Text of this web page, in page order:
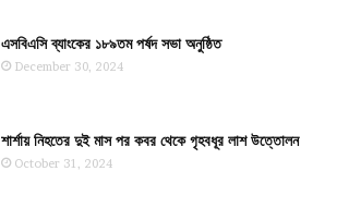
এসবিএসি ব্যাংকের ১৮৯তম পর্ষদ সভা অনুষ্ঠিত
December 30, 2024
শার্শায় নিহতের দুই মাস পর কবর থেকে গৃহবধূর লাশ উত্তোলন
October 31, 2024